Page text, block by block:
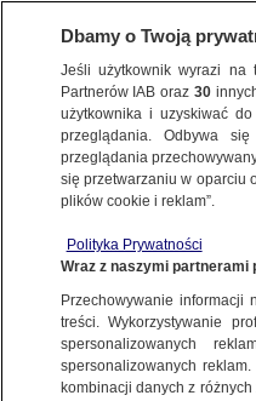
KATOWICE
na pasach, prawa
"Bo z tego żyję"
29.09.2015, 13:07
Dbamy o Twoją
Jeśli użytkownik wyrazi
Partnerów IAB oraz30
użytkownika i uzyskiwać
przeglądania. Odbywa
przeglądania
się przetwarzaniu w oparciu
plików cookie i reklam”.
Polityka Prywatności
Wraz z naszymi partnerami
Przechowywanie
treści. Wykorzystywanie
spersonalizowanych
spersonalizowanych
kombinacji danych z